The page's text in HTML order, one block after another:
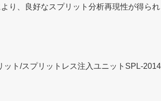
り、良好なスプリット分析再現性が得ら
ト/スプリットレス注入ユニットSPL-